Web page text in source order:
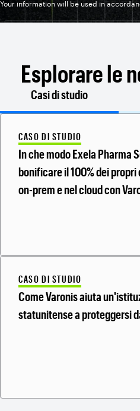
Your information will be used in
Esplorare le
Casi di studio
CASO DI STUDIO
In che modo Exela Pharma
bonificare il 100% dei
on-prem e nel cloud con
CASO DI STUDIO
Come Varonis aiuta
statunitense a proteggersi